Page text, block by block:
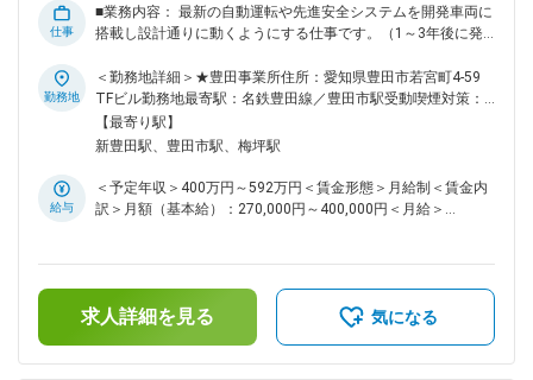
て行う環境で、仕様書を見ながら装置に設定を入力します。
◎勤務体制 昼勤と夜勤のシフト制で、残業が発生することも
とれる体制でございます。 ◎通勤手段 車通勤が必須で、駐車
場は無料で利用できます。 公共交通機関は利用できません
が、原付で通われる方もいます。 冬季はスタッドレスタイヤ
の使用を推奨しています。 ◎その他 個人ロッカー完備。 昼勤
定める業務
仕事
■業務内容： 最新の自動運転や先進安全システムを開発車両に
搭載し設計通りに動くようにする仕事です。（1～3年後に発
などの開発、車両適合等） ※車両適合：車の種類により、搭載
するシステムが合う・合わないがございますので車両に合わせ
て改善し設計通り動くようにすること。 具体的には、自動運
転や先進安全システムの要求設計仕様書の作成、構成部品の車
確認、システム・部品サプライヤーへの設計依頼、仕様指示な
どです。 ～担当して頂く主な自動運転や先進安全システム～
トロール ・パノラミックビューモニター ・自動駐車システム
・ドライバー異常時対応システム ■業務未経験からでも情報系
の基礎知識があれば挑戦可能！ 仕事は基本的には標準作業に
従って進めます。担当業務のチーフや先輩社員のOJTによる
事が進められます。 そして経験を積んだ後には先輩として後
勤務地
＜勤務地詳細＞★豊田事業所住所：愛知県豊田市若宮町4-59
TFビル勤務地最寄駅：名鉄豊田線／豊田市駅受動喫煙対策：
敷地内全面禁煙変更の範囲：会社の定める事業所（リモートワ
ーク含む）
【最寄り駅】
新豊田駅、豊田市駅、梅坪駅
給与
＜予定年収＞400万円～592万円＜賃金形態＞月給制＜賃金内
訳＞月額（基本給）：270,000円～400,000円＜月給＞
ヶ月分想定年収はあくまでも目安の金額です。賃金はあくまで
も目安の金額であり、選考を通じて上下する可能性がありま
す。月給(月額)は固定手当を含めた表記です。
求人詳細を見る 気になる